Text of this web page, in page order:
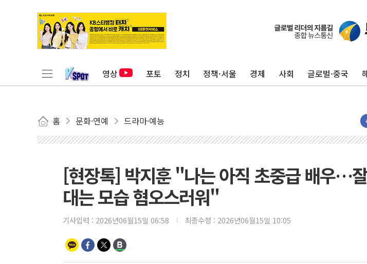
영상 포토 정치 정책·서울 경제 사회 글로벌·중국
홈 문화·연예 드라마·예능
[현장톡] 박지훈 "나는 아직 초중급 배우…
대는 모습 혐오스러워"
기사입력 : 2026년06월15일 06:58 최종수정 : 2026년06월15일 10:05